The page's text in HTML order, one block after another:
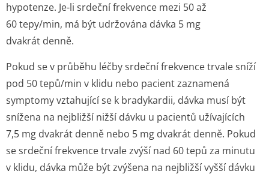
hypotenze. Je-li srdeční frekvence mezi 50 až
60 tepy/min, má být udržována dávka 5 mg
dvakrát denně.
Pokud se v průběhu léčby srdeční frekvence trvale sníží
pod 50 tepů/min v klidu nebo pacient zaznamená
symptomy vztahující se k bradykardii, dávka musí být
snížena na nejbližší nižší dávku u pacientů užívajících
7,5 mg dvakrát denně nebo 5 mg dvakrát denně. Pokud
se srdeční frekvence trvale zvýší nad 60 tepů za minutu
v klidu, dávka může být zvýšena na nejbližší vyšší dávku